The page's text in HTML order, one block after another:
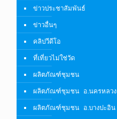
ข่าวประชาสัมพันธ์
ข่าวอื่นๆ
คลิปวีดีโอ
ที่เที่ยวไม่ใช่วัด
ผลิตภัณฑ์ชุมชน
ผลิตภัณฑ์ชุมชน อ.นครหลวง
ผลิตภัณฑ์ชุมชน อ.บางปะอิน